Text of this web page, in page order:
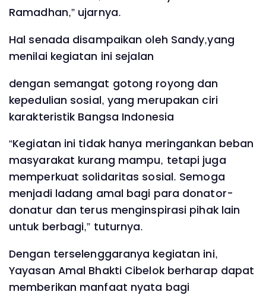
Ramadhan,” ujarnya.
Hal senada disampaikan oleh Sandy,yang
menilai kegiatan ini sejalan
dengan semangat gotong royong dan
kepedulian sosial, yang merupakan ciri
karakteristik Bangsa Indonesia
“Kegiatan ini tidak hanya meringankan beban
masyarakat kurang mampu, tetapi juga
memperkuat solidaritas sosial. Semoga
menjadi ladang amal bagi para donator-
donatur dan terus menginspirasi pihak lain
untuk berbagi,” tuturnya.
Dengan terselenggaranya kegiatan ini,
Yayasan Amal Bhakti Cibelok berharap dapat
memberikan manfaat nyata bagi